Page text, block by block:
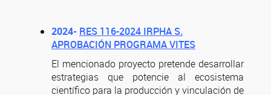
2024- RES 116-2024 IRPHA S.
APROBACIÓN PROGRAMA VITES
El mencionado proyecto pretende desarrollar
estrategias que potencie al ecosistema
científico para la producción y vinculación de